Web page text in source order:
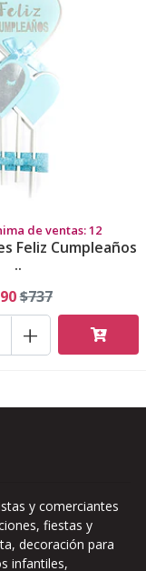
de ventas: 12
Feliz Cumpleaños
..
$737
+
y comerciantes
fiestas y
decoración para
infantiles,